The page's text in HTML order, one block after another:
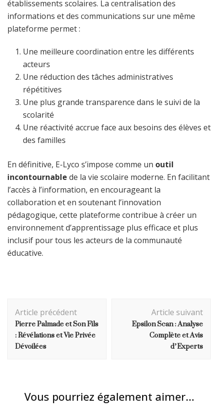
établissements scolaires. La centralisation des
informations et des communications sur une même
plateforme permet :
Une meilleure coordination entre les différents
acteurs
Une réduction des tâches administratives
répétitives
Une plus grande transparence dans le suivi de la
scolarité
Une réactivité accrue face aux besoins des élèves et
des familles
En définitive, E-Lyco s’impose comme un outil
incontournable de la vie scolaire moderne. En facilitant
l’accès à l’information, en encourageant la
collaboration et en soutenant l’innovation
pédagogique, cette plateforme contribue à créer un
environnement d’apprentissage plus efficace et plus
inclusif pour tous les acteurs de la communauté
éducative.
d'article
Article précédent
Pierre Palmade et Son Fils
: Révélations et Vie Privée
Dévoilées
Article suivant
Epsilon Scan : Analyse
Complète et Avis
d’Experts
Vous pourriez également aimer...